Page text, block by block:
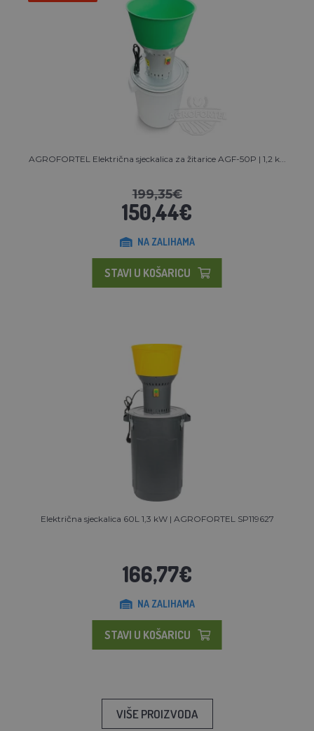
AGROFORTEL Električna sjeckalica za žitarice AGF-50P | 1,2 k...
199,35€
150,44€
NA ZALIHAMA
STAVI U KOŠARICU
Električna sjeckalica 60L 1,3 kW | AGROFORTEL SP119627
166,77€
NA ZALIHAMA
STAVI U KOŠARICU
VIŠE PROIZVODA